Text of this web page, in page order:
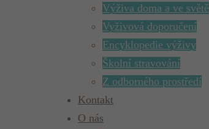
Výživa doma a ve světě
Vyživová doporučení
Encyklopedie výživy
Školní stravování
Z odborného prostředí
Kontakt
O nás